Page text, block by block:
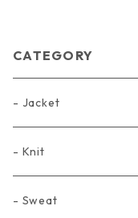
CATEGORY
- Jacket
- Knit
- Sweat